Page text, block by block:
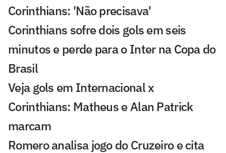
Corinthians: 'Não precisava'
Corinthians sofre dois gols em seis
minutos e perde para o Inter na Copa do
Brasil
Veja gols em Internacional x
Corinthians: Matheus e Alan Patrick
marcam
Romero analisa jogo do Cruzeiro e cita